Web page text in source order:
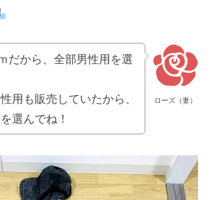
ローズ（妻）
だから、全部男性用を選
用も販売していたから、
選んでね！